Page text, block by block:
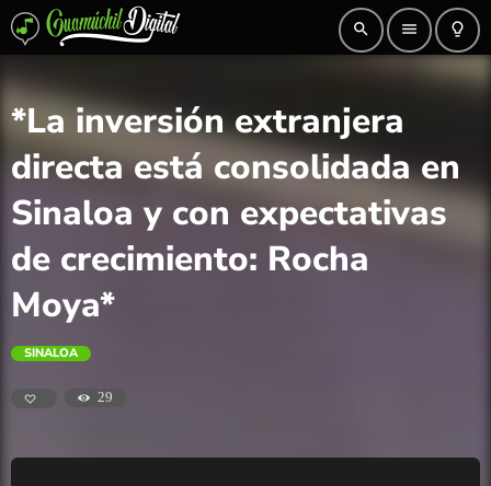
search menu lightbulb_outline
*La inversión extranjera
directa está consolidada en
Sinaloa y con expectativas
de crecimiento: Rocha
Moya*
SINALOA
29